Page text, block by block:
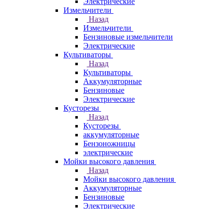
Измельчители
Назад
Измельчители
Бензиновые измельчители
Электрические
Культиваторы
Назад
Культиваторы
Аккумуляторные
Бензиновые
Электрические
Кусторезы
Назад
Кусторезы
аккумуляторные
Бензоножницы
электрические
Мойки высокого давления
Назад
Мойки высокого давления
Аккумуляторные
Бензиновые
Электрические